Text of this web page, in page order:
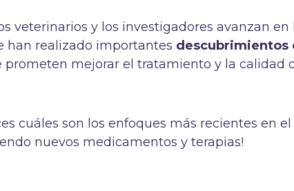
veterinarios y los investigadores avanzan
han realizado importantes descubrimientos
prometen mejorar el tratamiento y la calidad
cuáles son los enfoques más recientes en
nuevos medicamentos y terapias!